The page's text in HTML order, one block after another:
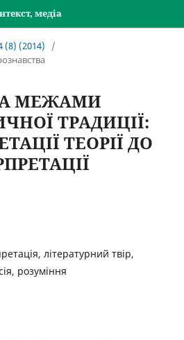
медіа
(8) (2014)
/
МЕЖАМИ
ТРАДИЦІЇ:
ТЕОРІЇ ДО
літературний твір,
розуміння